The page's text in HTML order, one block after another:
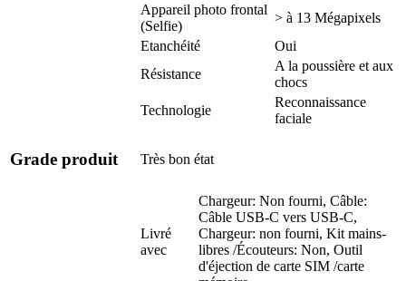
Appareil photo frontal
(Selfie)
> à 13 Mégapixels
Etanchéité
Oui
Résistance
A la poussière et aux
chocs
Technologie
Reconnaissance
faciale
Grade produit Très bon état
Livré
avec
Chargeur: Non fourni, Câble:
Câble USB-C vers USB-C,
Chargeur: non fourni, Kit mains-
libres /Écouteurs: Non, Outil
d'éjection de carte SIM /carte